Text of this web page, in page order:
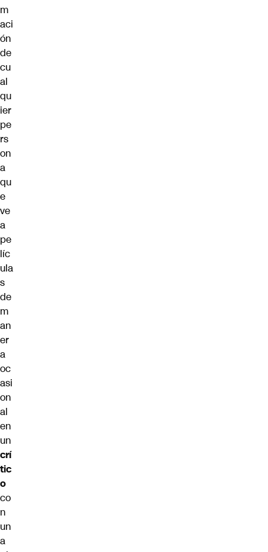
m
aci
ón
de
cu
al
qu
ier
pe
rs
on
a
qu
e
ve
a
pe
líc
ula
s
de
m
an
er
a
oc
asi
on
al
en
un
crí
tic
o
co
n
un
a